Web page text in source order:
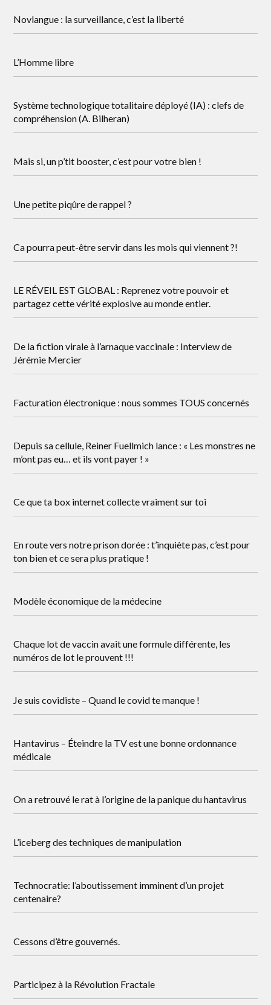
Novlangue : la surveillance, c’est la liberté
L’Homme libre
Système technologique totalitaire déployé (IA) : clefs de
compréhension (A. Bilheran)
Mais si, un p’tit booster, c’est pour votre bien !
Une petite piqûre de rappel ?
Ca pourra peut-être servir dans les mois qui viennent ?!
LE RÉVEIL EST GLOBAL : Reprenez votre pouvoir et
partagez cette vérité explosive au monde entier.
De la fiction virale à l’arnaque vaccinale : Interview de
Jérémie Mercier
Facturation électronique : nous sommes TOUS concernés
Depuis sa cellule, Reiner Fuellmich lance : « Les monstres ne
m’ont pas eu… et ils vont payer ! »
Ce que ta box internet collecte vraiment sur toi
En route vers notre prison dorée : t’inquiète pas, c’est pour
ton bien et ce sera plus pratique !
Modèle économique de la médecine
Chaque lot de vaccin avait une formule différente, les
numéros de lot le prouvent !!!
Je suis covidiste – Quand le covid te manque !
Hantavirus – Éteindre la TV est une bonne ordonnance
médicale
On a retrouvé le rat à l’origine de la panique du hantavirus
L’iceberg des techniques de manipulation
Technocratie: l’aboutissement imminent d’un projet
centenaire?
Cessons d’être gouvernés.
Participez à la Révolution Fractale